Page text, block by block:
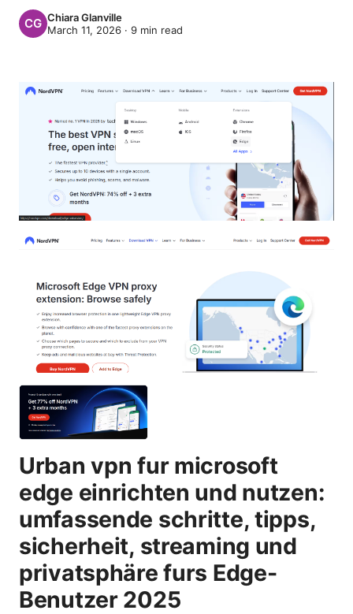
Chiara Glanville
March 11, 2026 · 9 min read
Urban vpn fur microsoft
edge einrichten und nutzen:
umfassende schritte, tipps,
sicherheit, streaming und
privatsphäre furs Edge-
Benutzer 2025